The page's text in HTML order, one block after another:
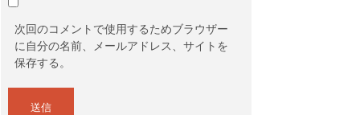
次回のコメントで使用するためブラウザー
に自分の名前、メールアドレス、サイトを
保存する。